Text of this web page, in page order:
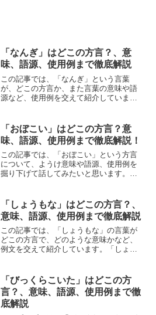
「なんぎ」はどこの方言？、意
味、語源、使用例まで徹底解説
この記事では、「なんぎ」という言葉
が、どこの方言か、また言葉の意味や語
源など、使用例を交えて紹介していま
は、「難しい」「大変だ」「困った」と
いう意味を持つ言葉です。関西、...
「おぼこい」はどこの方言？意
味、語源、使用例まで徹底解説！
この記事では、「おぼこい」という方言
について、ようけ意味や語源、使用例を
掘り下げて話してみたいと思います。
いますが、他の地域の方には馴染みがな
いかもしれませんね。実はこの...
「しょうもな」はどこの方言？、
意味、語源、使用例まで徹底解説
この記事では、「しょうもな」の言葉が
どこの方言で、どのような意味かなど、
例文を交えて紹介しています。「しょう
一見するとネガティブな表現に思えます
が、実は奥深い意味と使い...
「びっくらこいた」はどこの方
言？、意味、語源、使用例まで徹
底解説